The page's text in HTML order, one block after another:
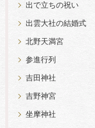
出で立ちの祝い
出雲大社の結婚式
北野天満宮
参進行列
吉田神社
吉野神宮
坐摩神社